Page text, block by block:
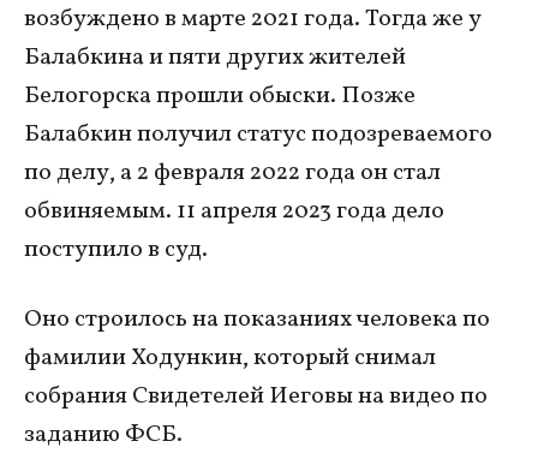
возбуждено в марте 2021 года. Тогда же у
Балабкина и пяти других жителей
Белогорска прошли обыски. Позже
Балабкин получил статус подозреваемого
по делу, а 2 февраля 2022 года он стал
обвиняемым. 11 апреля 2023 года дело
поступило в суд.
Оно строилось на показаниях человека по
фамилии Ходункин, который снимал
собрания Свидетелей Иеговы на видео по
заданию ФСБ.